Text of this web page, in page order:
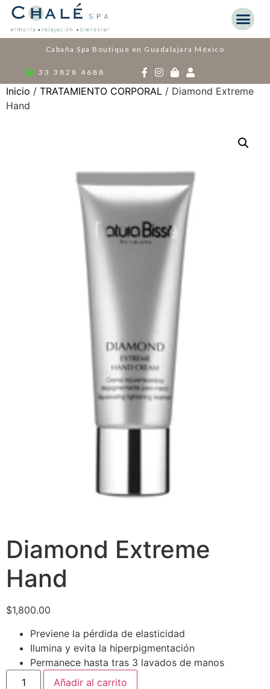
Cabaña Spa Boutique en Guadalajara México
33 3828 4688
Inicio / TRATAMIENTO CORPORAL / Diamond Extreme
Hand
Diamond Extreme
Hand
$1,800.00
Previene la pérdida de elasticidad
Ilumina y evita la hiperpigmentación
Permanece hasta tras 3 lavados de manos
Añadir al carrito